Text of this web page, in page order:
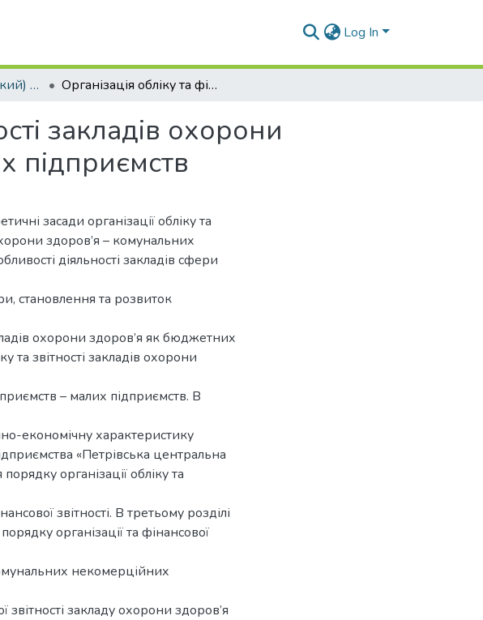
Log In
Другий (магістерський) рівень Організація обліку та фінансової звітності закладів охорони здоров'я - комунальних некомерційних підприємств
закладів охорони
підприємств
засади організації обліку та
здоров’я – комунальних
діяльності закладів сфери
становлення та розвиток
охорони здоров’я як бюджетних
та звітності закладів охорони
– малих підприємств. В
економічну характеристику
«Петрівська центральна
організації обліку та
звітності. В третьому розділі
організації та фінансової
некомерційних
закладу охорони здоров’я